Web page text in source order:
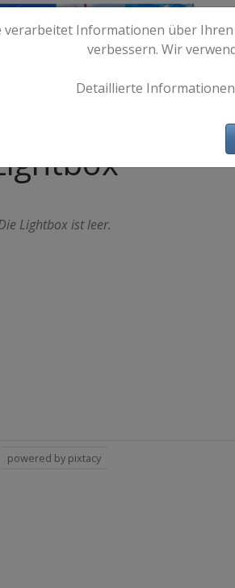
Lightbox ist leer.
verarbeitet Informationen über
verbessern. Wir
Detaillierte
powered by pixtacy